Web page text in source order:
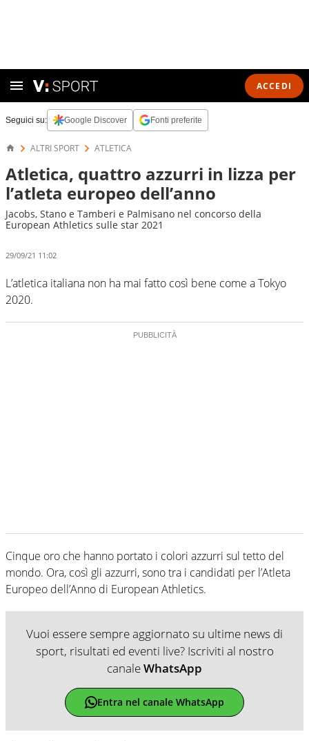
ACCEDI
Seguici su: Google Discover Fonti preferite
ALTRI SPORT ATLETICA
Atletica, quattro azzurri in lizza per
l’atleta europeo dell’anno
Jacobs, Stano e Tamberi e Palmisano nel concorso della
European Athletics sulle star 2021
29/09/21 11:02
L’atletica italiana non ha mai fatto così bene come a Tokyo
2020.
Cinque oro che hanno portato i colori azzurri sul tetto del
mondo. Ora, così gli azzurri, sono tra i candidati per l’Atleta
Europeo dell’Anno di European Athletics.
Vuoi essere sempre aggiornato su ultime news di
sport, risultati ed eventi live? Iscriviti al nostro
canaleWhatsApp
Entra nel canale WhatsApp